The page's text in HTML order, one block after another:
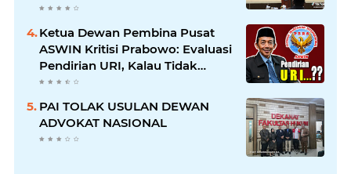
Korupsi dan Menyalahgunakan
Ketua Dewan Pembina Pusat
ASWIN Kritisi Prabowo: Evaluasi
Pendirian URI, Kalau Tidak
Mendesak Sebaiknya
PAI TOLAK USULAN DEWAN
ADVOKAT NASIONAL